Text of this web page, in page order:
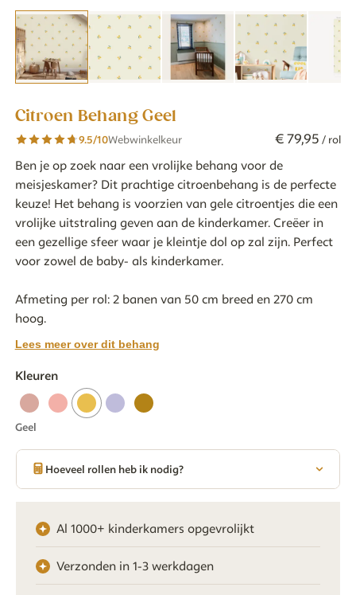
Citroen Behang Geel
9.5/10Webwinkelkeur €79,95 / rol
Ben je op zoek naar een vrolijke behang voor de
meisjeskamer? Dit prachtige citroenbehang is de perfecte
keuze! Het behang is voorzien van gele citroentjes die een
vrolijke uitstraling geven aan de kinderkamer. Creëer in
een gezellige sfeer waar je kleintje dol op zal zijn. Perfect
voor zowel de baby- als kinderkamer.
Afmeting per rol: 2 banen van 50 cm breed en 270 cm
hoog.
Lees meer over dit behang
Kleuren
Geel
Hoeveel rollen heb ik nodig?
Al 1000+ kinderkamers opgevrolijkt
Verzonden in 1-3 werkdagen